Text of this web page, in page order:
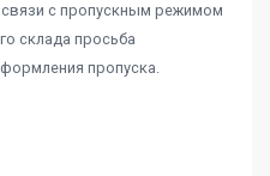
с пропускным режимом
склада просьба
пропуска.